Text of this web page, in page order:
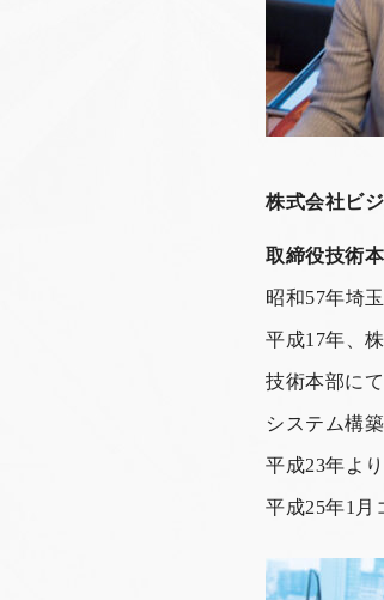
株式会社ビ
取締役技術
昭和57年埼
平成17年、
技術本部に
システム構
平成23年よ
平成25年1月